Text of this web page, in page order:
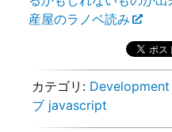
産屋のラノベ読み
カテゴリ: Development
ブ javascript